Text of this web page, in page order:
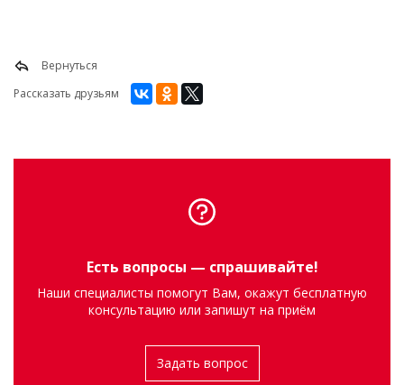
Вернуться
Рассказать друзьям
Есть вопросы — спрашивайте!
Наши специалисты помогут Вам, окажут бесплатную
консультацию или запишут на приём
Задать вопрос